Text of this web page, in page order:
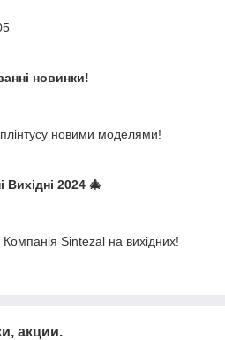
новинки!
новими моделями!
Вихідні 2024 🎄
Sintezal на вихідних!
акции.